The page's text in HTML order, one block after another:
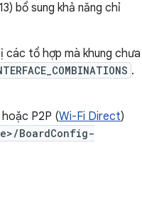
bổ sung khả năng chỉ
tổ hợp mà khung chưa
.
hoặc P2P (Wi-Fi Direct)
BoardConfig-